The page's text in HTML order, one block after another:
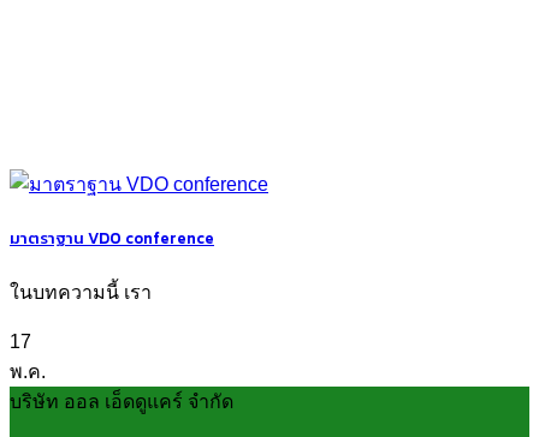
มาตราฐาน VDO conference
ในบทความนี้ เรา
17
พ.ค.
บริษัท ออล เอ็ดดูแคร์ จำกัด